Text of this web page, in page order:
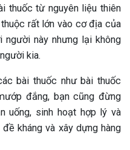
thuốc từ nguyên liệu thiên
rất lớn vào cơ địa của
này nhưng lại không
kia.
bài thuốc như bài thuốc
đắng, bạn cũng đừng
uống, sinh hoạt hợp lý và
kháng và xây dựng hàng